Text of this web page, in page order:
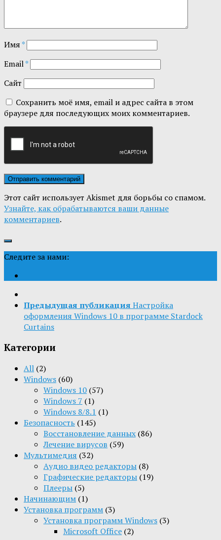
Имя*
Email*
Сайт
Сохранить моё имя, email и адрес сайта в этом
браузере для последующих моих комментариев.
Этот сайт использует Akismet для борьбы со спамом.
Узнайте, как обрабатываются ваши данные
комментариев.
Следите за нами:
Предыдущая публикация Настройка
оформления Windows 10 в программе Stardock
Curtains
Категории
All (2)
Windows (60)
Windows 10 (57)
Windows 7 (1)
Windows 8/8.1 (1)
Безопасность (145)
Восстановление данных (86)
Лечение вирусов (59)
Мультимедия (32)
Aудио видео редакторы (8)
Графические редакторы (19)
Плееры (5)
Начинающим (1)
Установка программ (3)
Установка программ Windows (3)
Microsoft Office (2)